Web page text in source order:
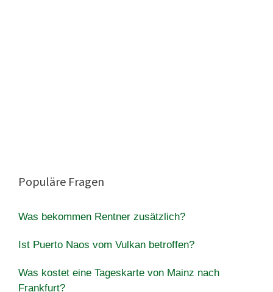
Populäre Fragen
Was bekommen Rentner zusätzlich?
Ist Puerto Naos vom Vulkan betroffen?
Was kostet eine Tageskarte von Mainz nach
Frankfurt?